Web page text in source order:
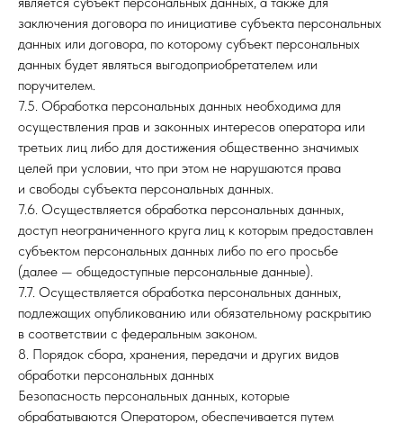
заключения договора по инициативе субъекта персональных
данных или договора, по которому субъект персональных
данных будет являться выгодоприобретателем или
поручителем.
7.5. Обработка персональных данных необходима для
осуществления прав и законных интересов оператора или
третьих лиц либо для достижения общественно значимых
целей при условии, что при этом не нарушаются права
и свободы субъекта персональных данных.
7.6. Осуществляется обработка персональных данных,
доступ неограниченного круга лиц к которым предоставлен
субъектом персональных данных либо по его просьбе
(далее — общедоступные персональные данные).
7.7. Осуществляется обработка персональных данных,
подлежащих опубликованию или обязательному раскрытию
в соответствии с федеральным законом.
8. Порядок сбора, хранения, передачи и других видов
обработки персональных данных
Безопасность персональных данных, которые
обрабатываются Оператором, обеспечивается путем